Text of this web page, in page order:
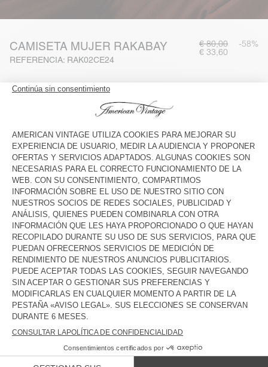
CAMISETA MUJER RAKABAY
REFERENCIA: RAK02CE24
€ 80,00 -58%
€ 33,60
COLOR| CIELO AZUL
XS/S M/L
El maniquí mide 178 cm y lleva una talla XS-S
GUÍA DE TALLAS
Entrega estimadaentre el miércoles 12 de agosto y el viernes
14 de agosto
AÑADIR AL CARRO
DESCRIPCIÓN
TALLA Y CORTE
COMPOSICIÓN
CUIDADO
TRAZABILIDAD